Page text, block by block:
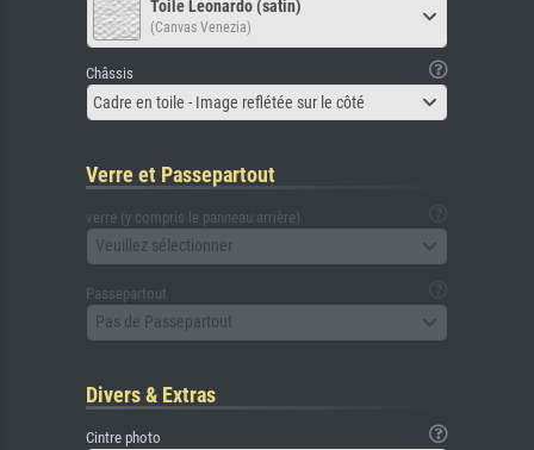
Toile Leonardo (satin)
(Canvas Venezia)
Châssis
Cadre en toile - Image reflétée sur le côté
Verre et Passepartout
verre (y compris le panneau arrière)
Veuillez sélectionner
Passepartout
Pas de Passepartout
Divers & Extras
Cintre photo